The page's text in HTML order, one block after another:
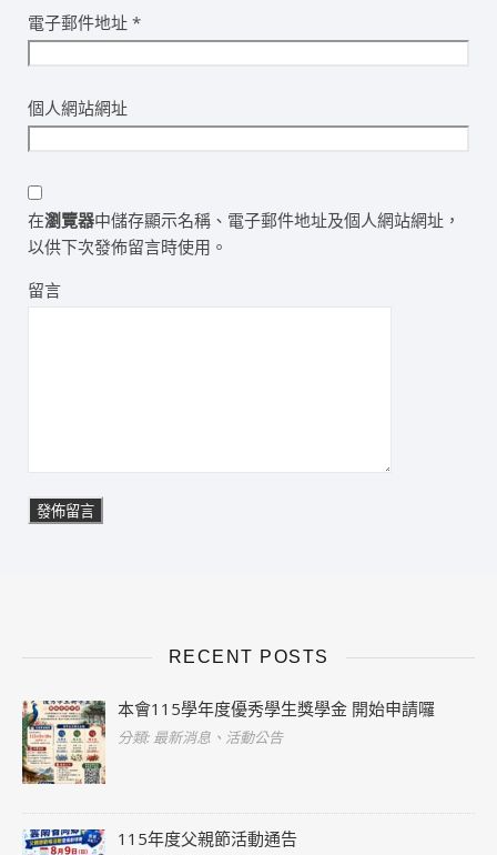
電子郵件地址 *
個人網站網址
在瀏覽器中儲存顯示名稱、電子郵件地址及個人網站網址，
以供下次發佈留言時使用。
留言
RECENT POSTS
本會115學年度優秀學生獎學金 開始申請囉
分類: 最新消息、活動公告
115年度父親節活動通告